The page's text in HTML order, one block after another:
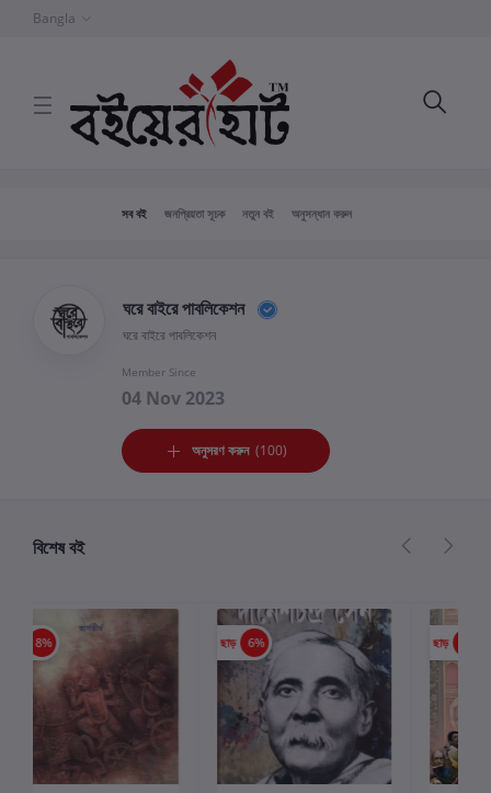
Bangla
সব বই জনপ্রিয়তা সূচক নতুন বই অনুসন্ধান করুন
ঘরে বাইরে পাবলিকেশন
ঘরে বাইরে পাবলিকেশন
Member Since
04 Nov 2023
অনুসরণ করুন(100)
বিশেষ বই
ছাড় ছাড় 7%